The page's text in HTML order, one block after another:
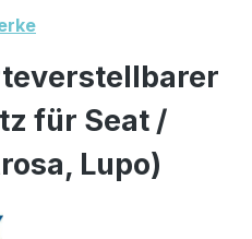
für Seat /
Lupo)